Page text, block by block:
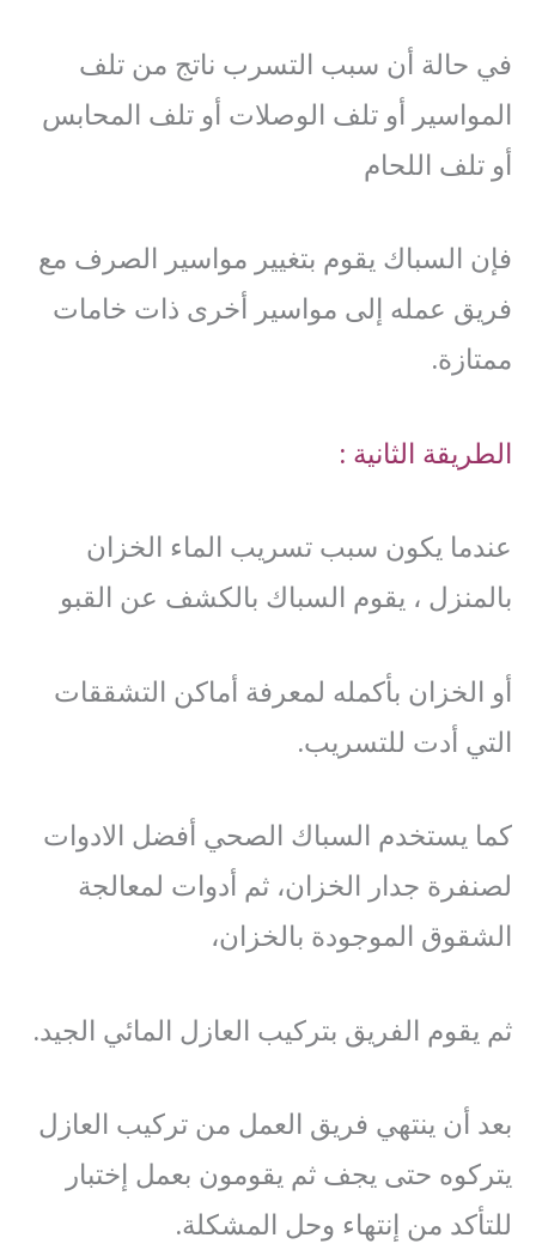
في حالة أن سبب التسرب ناتج من تلف
المواسير أو تلف الوصلات أو تلف المحابس
أو تلف اللحام
فإن السباك يقوم بتغيير مواسير الصرف مع
فريق عمله إلى مواسير أخرى ذات خامات
ممتازة.
الطريقة الثانية :
عندما يكون سبب تسريب الماء الخزان
بالمنزل ، يقوم السباك بالكشف عن القبو
أو الخزان بأكمله لمعرفة أماكن التشققات
التي أدت للتسريب.
كما يستخدم السباك الصحي أفضل الادوات
لصنفرة جدار الخزان، ثم أدوات لمعالجة
الشقوق الموجودة بالخزان،
ثم يقوم الفريق بتركيب العازل المائي الجيد.
بعد أن ينتهي فريق العمل من تركيب العازل
يتركوه حتى يجف ثم يقومون بعمل إختبار
للتأكد من إنتهاء وحل المشكلة.